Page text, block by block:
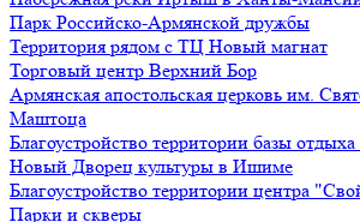
Парк Российско-Армянской дружбы
Территория рядом с ТЦ Новый магнат
Торговый центр Верхний Бор
Армянская апостольская церковь им.
Маштоца
Благоустройство территории базы
Нoвый Двoрeц культуры в Ишимe
Благоустройство территории центра
Парки и скверы